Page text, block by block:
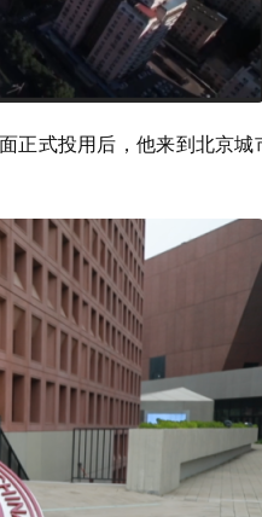
正式投用后，他来到北京城